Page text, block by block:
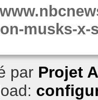
musks-x-
par Projet